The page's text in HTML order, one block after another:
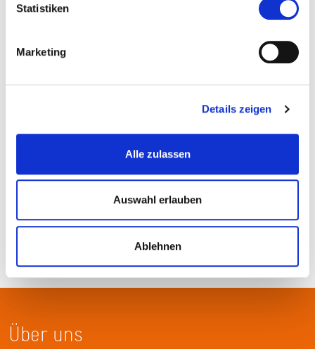
Statistiken
Marketing
Details zeigen
Alle zulassen
Auswahl erlauben
Ablehnen
© Lea Fleur Sorgler
Über uns